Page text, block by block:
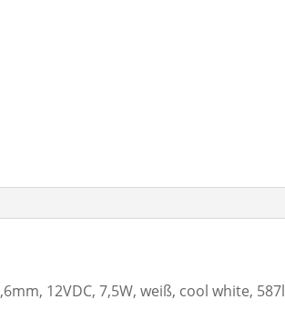
12VDC, 7,5W, weiß, cool white,